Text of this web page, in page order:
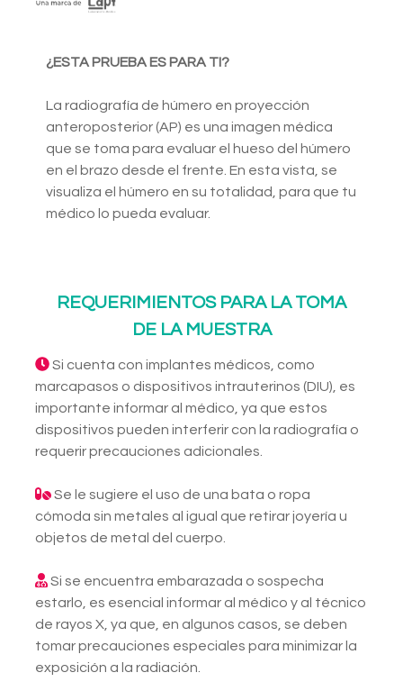
¿ESTA PRUEBA ES PARA TI?
La radiografía de húmero en proyección
anteroposterior (AP) es una imagen médica
que se toma para evaluar el hueso del húmero
en el brazo desde el frente. En esta vista, se
visualiza el húmero en su totalidad, para que tu
médico lo pueda evaluar.
REQUERIMIENTOS PARA LA TOMA
DE LA MUESTRA
Si cuenta con implantes médicos, como
marcapasos o dispositivos intrauterinos (DIU), es
importante informar al médico, ya que estos
dispositivos pueden interferir con la radiografía o
requerir precauciones adicionales.
Se le sugiere el uso de una bata o ropa
cómoda sin metales al igual que retirar joyería u
objetos de metal del cuerpo.
Si se encuentra embarazada o sospecha
estarlo, es esencial informar al médico y al técnico
de rayos X, ya que, en algunos casos, se deben
tomar precauciones especiales para minimizar la
exposición a la radiación.